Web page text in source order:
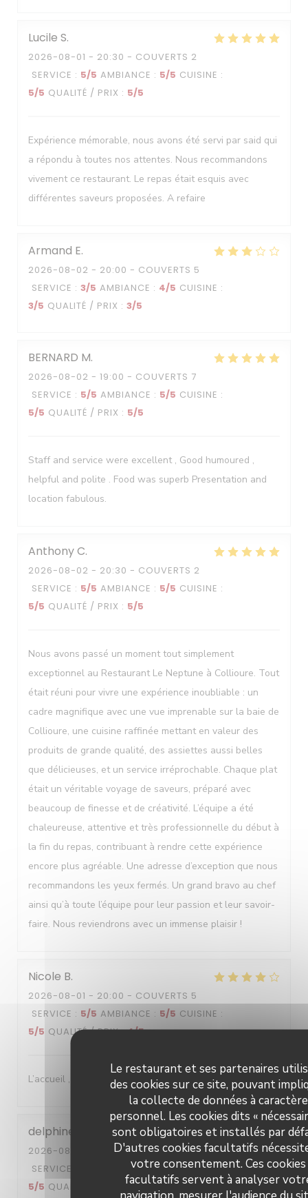
Le restaurant et ses partenaires
des cookies sur ce site, pouvant
la collecte de données à caractère
personnel. Les cookies dits «
sont obligatoires et installés par
D'autres cookies facultatifs
votre consentement. Ces cookies
facultatifs servent à analyser
Lucile S
2026-08-01 - 20:30 - COUVERTS 2
SERVICE : 5/5 AMBIANCE : 5/5 CUISINE :
5/5 QUALITÉ / PRIX : 5/5
Expérience mémorable, nous avons été servi par said qui
a répondu à toutes nos attentes. Nous recommandons
vivement ce restaurant. Le repas était esquis avec
différentes saveurs proposées. A refaire
Armand E
2026-08-02 - 20:00 - COUVERTS 5
SERVICE : 3/5 AMBIANCE : 4/5 CUISINE :
3/5 QUALITÉ / PRIX : 3/5
BERNARD M
2026-08-02 - 19:00 - COUVERTS 7
SERVICE : 5/5 AMBIANCE : 5/5 CUISINE :
5/5 QUALITÉ / PRIX : 5/5
Staff and service were excellent , Good humoured ,
helpful and polite . Food was superb Presentation and
location fabulous.
AnthonyC
2026-08-02 - 20:30 - COUVERTS 2
SERVICE : 5/5 AMBIANCE : 5/5 CUISINE :
5/5 QUALITÉ / PRIX : 5/5
Nous avons passé un moment tout simplement
exceptionnel au Restaurant Le Neptune à Collioure. Tout
était réuni pour vivre une expérience inoubliable : un
cadre magnifique avec une vue imprenable sur la baie de
Collioure, une cuisine raffinée mettant en valeur des
produits de grande qualité, des assiettes aussi belles
que délicieuses, et un service irréprochable. Chaque plat
était un véritable voyage de saveurs, préparé avec
beaucoup de finesse et de créativité. L’équipe a été
chaleureuse, attentive et très professionnelle du début à
la fin du repas, contribuant à rendre cette expérience
encore plus agréable. Une adresse d’exception que nous
recommandons les yeux fermés. Un grand bravo au chef
ainsi qu’à toute l’équipe pour leur passion et leur savoir-
faire. Nous reviendrons avec un immense plaisir !
Nicole B
2026-08-01 - 20:00 - COUVERTS 5
SERVICE : 5/5 AMBIANCE : 5/5 CUISINE :
5/5 QUALITÉ / PRIX: 4/5
L’accueil , le cadre , les plats sont délicats et succulents
delphine
2026-08-01
- 19:00 - COUVERTS 2
SERVICE
AMBIANCE: 4/5 CUISINE:
5/5 QUALITÉ / PRIX 4/5
Le Neptune